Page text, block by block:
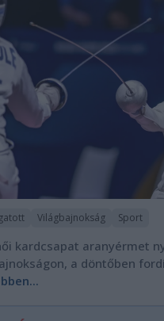
Világbajnokság Sport
kardcsapat aranyérmet
a döntőben